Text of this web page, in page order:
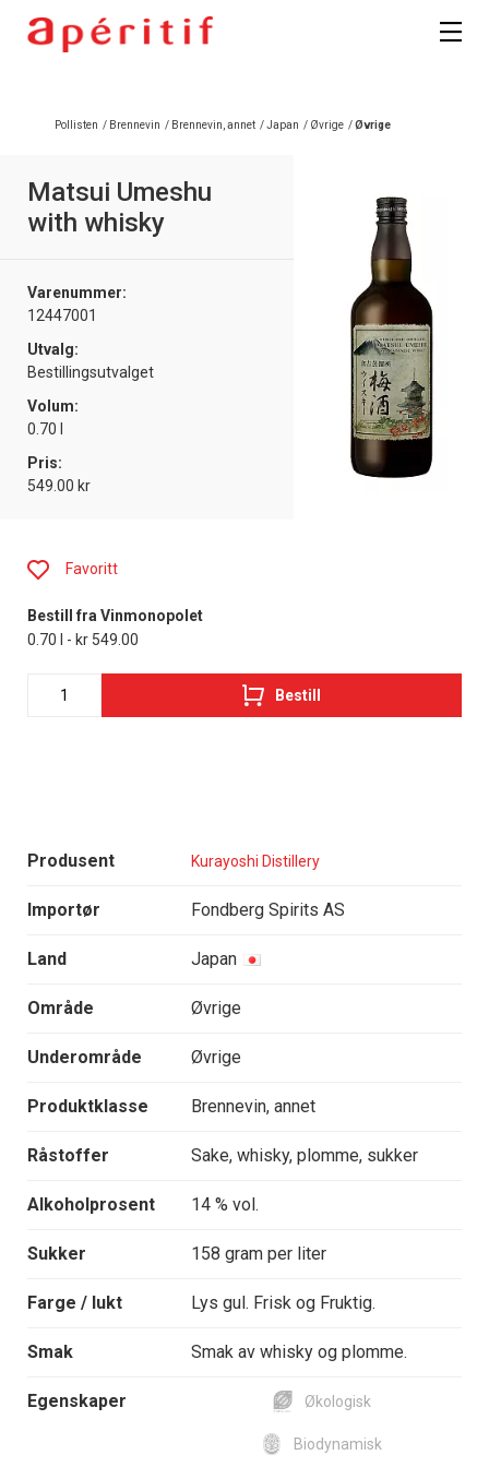
Pollisten / Brennevin / Brennevin, annet /Japan / Øvrige /Øvrige
Matsui Umeshu
with whisky
Varenummer:
12447001
Utvalg:
Bestillingsutvalget
Volum:
0.70 l
Pris:
549.00 kr
Produsent Kurayoshi Distillery
Importør Fondberg Spirits AS
Land Japan
Område Øvrige
Underområde Øvrige
Produktklasse Brennevin, annet
Råstoffer Sake, whisky, plomme, sukker
Alkoholprosent 14 % vol.
Sukker 158 gram per liter
Farge / lukt Lys gul. Frisk og Fruktig.
Smak Smak av whisky og plomme.
Egenskaper Økologisk
Biodynamisk
Favoritt
Bestill fra Vinmonopolet
0.70 l - kr 549.00
Bestill